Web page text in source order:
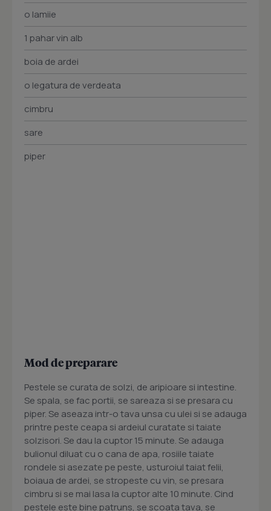
o lamiie
1 pahar vin alb
boia de ardei
o legatura de verdeata
cimbru
sare
piper
Mod de preparare
Pestele se curata de solzi, de aripioare si intestine.
Se spala, se fac portii, se sareaza si se presara cu
piper. Se aseaza intr-o tava unsa cu ulei si se adauga
printre peste ceapa si ardeiul curatate si taiate
solzisori. Se dau la cuptor 15 minute. Se adauga
bulionul diluat cu o cana de apa, rosiile taiate
rondele si asezate pe peste, usturoiul taiat felii,
boiaua de ardei, se stropeste cu vin, se presara
cimbru si se mai lasa la cuptor alte 10 minute. Cind
pestele este bine patruns, se scoata tava, se